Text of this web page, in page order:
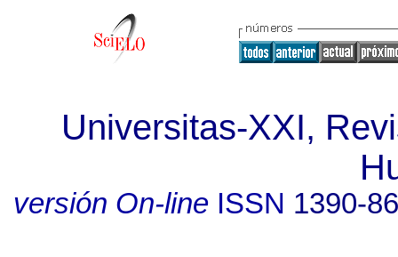
Universitas-XXI,
versión On-lineISSN 1390-